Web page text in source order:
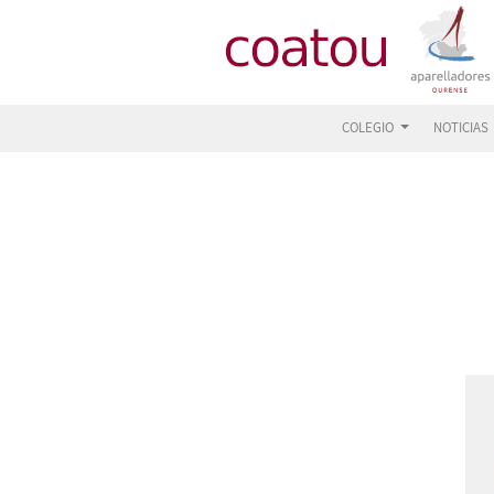
COLEGIO NOTICIAS